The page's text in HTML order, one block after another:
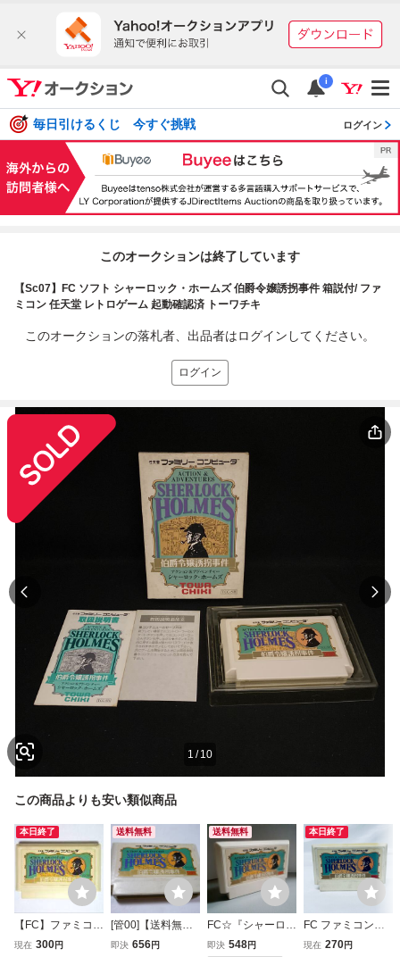
i
毎日引けるくじ 今すぐ挑戦 ログイン
このオークションは終了しています
【Sc07】FC ソフト シャーロック・ホームズ 伯爵令嬢誘拐事件 箱説付/ ファ
ミコン 任天堂 レトロゲーム 起動確認済 トーワチキ
このオークションの落札者、出品者はログインしてください。
ログイン
1 / 10
この商品よりも安い類似商品
本日終了
【FC】ファミコ
ン シャーロッ
現在 300円
送料無料
[管00]【送料無
料】ゲームソフト
即決 656円
送料無料
FC☆『シャーロッ
ク・ホームズ 伯爵
即決 548円
本日終了
FC ファミコンソ
フト シャーロッ
現在 270円